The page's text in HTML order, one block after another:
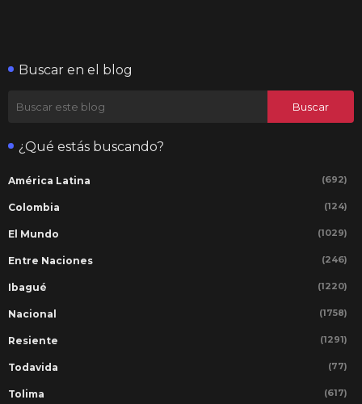
Buscar en el blog
¿Qué estás buscando?
América Latina (692)
Colombia (124)
El Mundo (1029)
Entre Naciones (246)
Ibagué (1220)
Nacional (1758)
Resiente (1291)
Todavida (77)
Tolima (617)